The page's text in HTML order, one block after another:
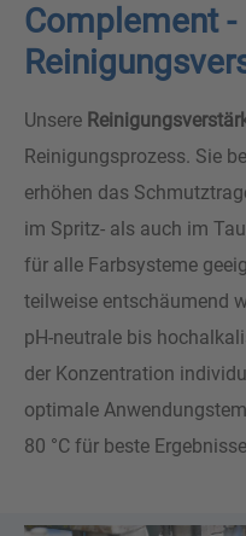
Complement -
Unsere
Reinigungsprozess. Sie
erhöhen das
im Spritz- als auch im
für alle Farbsysteme
teilweise entschäumend
pH-neutrale bis
der Konzentration
optimale
80 °C für beste